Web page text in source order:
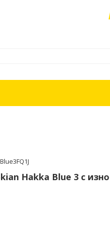
Hakka Blue 3 с